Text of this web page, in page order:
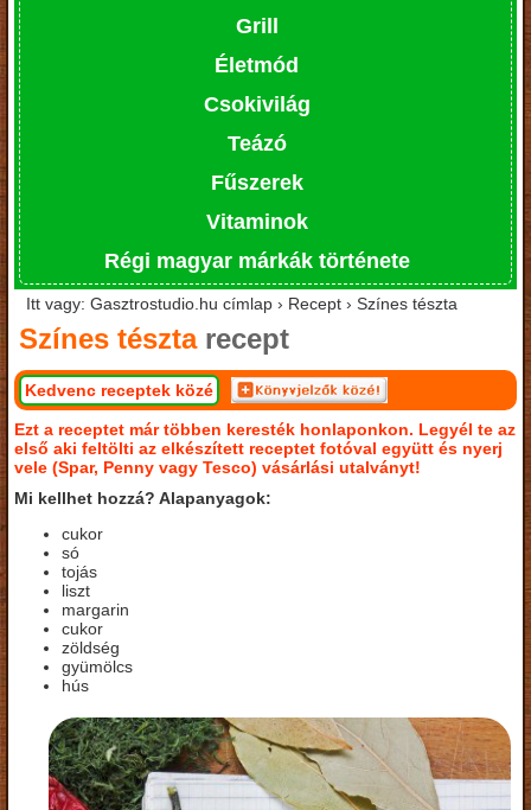
Grill
Életmód
Csokivilág
Teázó
Fűszerek
Vitaminok
Régi magyar márkák története
Itt vagy: Gasztrostudio.hu címlap › Recept › Színes tészta
Színes tésztarecept
Kedvenc receptek közé
Ezt a receptet már többen keresték honlaponkon. Legyél te az
első aki feltölti az elkészített receptet fotóval együtt és nyerj
vele (Spar, Penny vagy Tesco) vásárlási utalványt!
Mi kellhet hozzá? Alapanyagok:
cukor
só
tojás
liszt
margarin
cukor
zöldség
gyümölcs
hús